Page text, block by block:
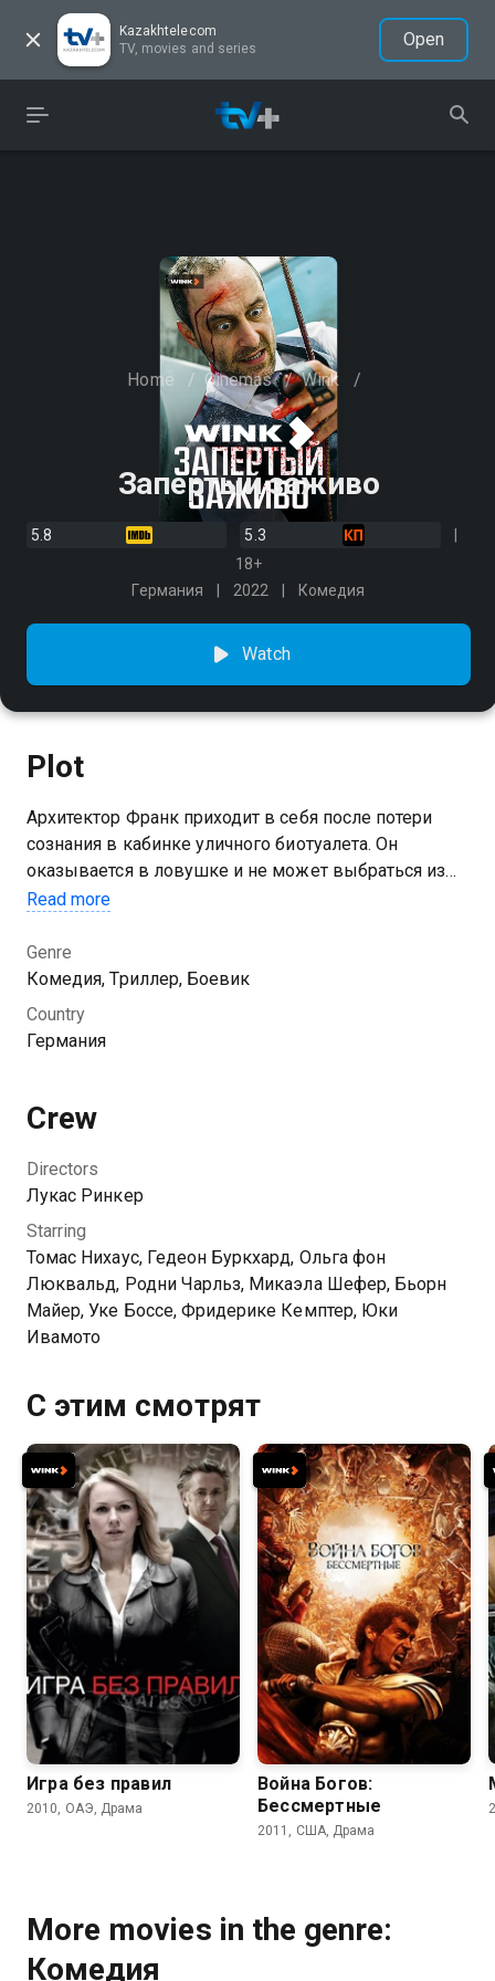
Kazakhtelecom
TV, movies and series
Open
Home / Cinemas / Wink /
Запертый заживо
5.8
5.3
18+
Германия
2022 Комедия
Watch
Plot
Архитектор Франк приходит в себя после потери
сознания в кабинке уличного биотуалета. Он
оказывается в ловушке и не может выбраться из
неё. Но это не самая большая проблема. Кабинка
взрывное устройство. На то, чтобы выбраться, у
Франка есть всего один час.
Read more
Genre
Комедия, Триллер, Боевик
Country
Германия
Crew
Directors
Лукас Ринкер
Starring
Томас Нихаус, Гедеон Буркхард, Ольга фон
Люквальд, Родни Чарльз, Микаэла Шефер, Бьорн
Майер, Уке Боссе, Фридерике Кемптер, Юки
Ивамото
С этим смотрят
6.6 6.8
Игра без правил
2010, ОАЭ, Драма
5.9 6.0
Война Богов:
Бессмертные
2011, США, Драма
More movies in the genre:
Комедия